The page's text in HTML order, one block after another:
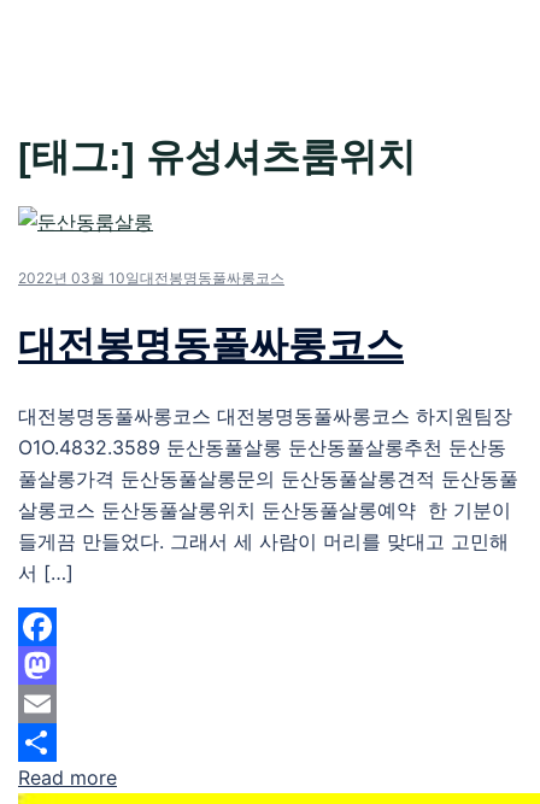
[태그:] 유성셔츠룸위치
2022년 03월 10일대전봉명동풀싸롱코스
대전봉명동풀싸롱코스
대전봉명동풀싸롱코스 대전봉명동풀싸롱코스 하지원팀장
O1O.4832.3589 둔산동풀살롱 둔산동풀살롱추천 둔산동
풀살롱가격 둔산동풀살롱문의 둔산동풀살롱견적 둔산동풀
살롱코스 둔산동풀살롱위치 둔산동풀살롱예약 한 기분이
들게끔 만들었다. 그래서 세 사람이 머리를 맞대고 고민해
서 […]
Facebook
Mastodon
Email
Share
Read more